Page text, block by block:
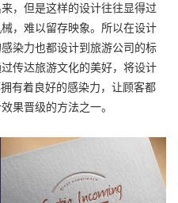
，但是这样的设计往往显得过
，难以留存映象。所以在设计
染力也都设计到旅游公司的标
传达旅游文化的美好，将设计
有着良好的感染力，让顾客都
果晋级的方法之一。